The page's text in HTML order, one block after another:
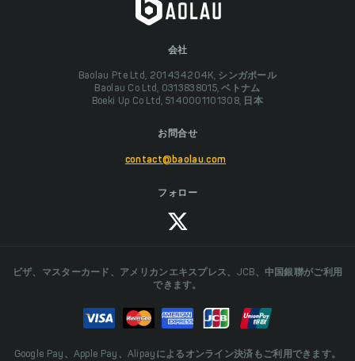
会社
Baolau Pte Ltd, 201434204K, シンガポール
Baolau Co Ltd, 0313838015, ベトナム
Boeki Up Co Ltd, 5140001101308, 日本
お問合せ
contact@baolau.com
フォロー
ビザ、マスターカード、アメリカンエキスプレス、JCB、中国銀聯がご利用
できます。
Google Pay、Apple Pay、Alipayによるオンライン決済もご利用できます。